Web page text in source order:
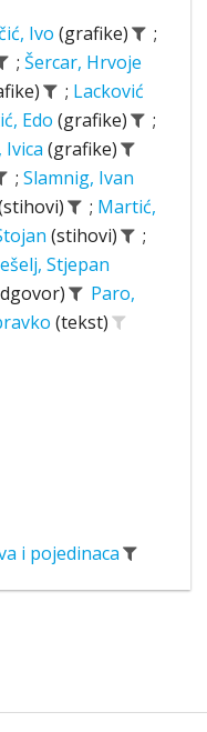
Ivo (grafike)
;
; Šercar, Hrvoje
; Lacković
Edo (grafike)
;
Ivica (grafike)
; Slamnig, Ivan
; Martić,
(stihovi)
;
Stjepan
Paro,
(tekst)
i pojedinaca